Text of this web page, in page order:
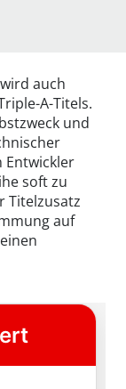
auch
A-Titels.
und
Entwickler
soft zu
Titelzusatz
auf